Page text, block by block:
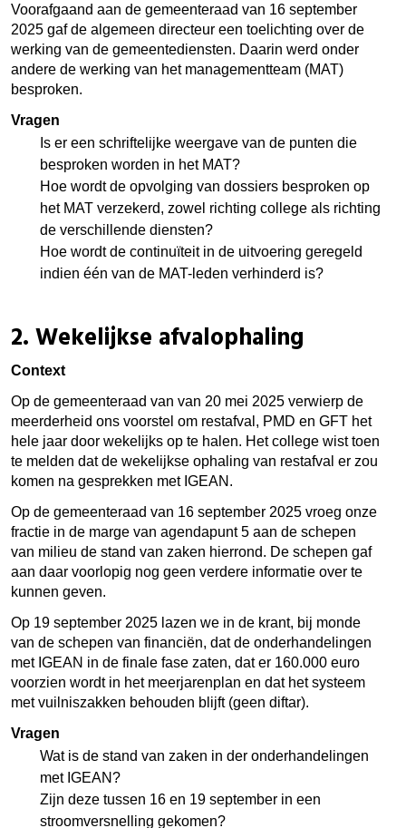
Voorafgaand aan de gemeenteraad van 16 september
2025 gaf de algemeen directeur een toelichting over de
werking van de gemeentediensten. Daarin werd onder
andere de werking van het managementteam (MAT)
besproken.
Vragen
Is er een schriftelijke weergave van de punten die
besproken worden in het MAT?
Hoe wordt de opvolging van dossiers besproken op
het MAT verzekerd, zowel richting college als richting
de verschillende diensten?
Hoe wordt de continuïteit in de uitvoering geregeld
indien één van de MAT-leden verhinderd is?
2.Wekelijkse afvalophaling
Context
Op de gemeenteraad van van 20 mei 2025 verwierp de
meerderheid ons voorstel om restafval, PMD en GFT het
hele jaar door wekelijks op te halen. Het college wist toen
te melden dat de wekelijkse ophaling van restafval er zou
komen na gesprekken met IGEAN.
Op de gemeenteraad van 16 september 2025 vroeg onze
fractie in de marge van agendapunt 5 aan de schepen
van milieu de stand van zaken hierrond. De schepen gaf
aan daar voorlopig nog geen verdere informatie over te
kunnen geven.
Op 19 september 2025 lazen we in de krant, bij monde
van de schepen van financiën, dat de onderhandelingen
met IGEAN in de finale fase zaten, dat er 160.000 euro
voorzien wordt in het meerjarenplan en dat het systeem
met vuilniszakken behouden blijft (geen diftar).
Vragen
Wat is de stand van zaken in der onderhandelingen
met IGEAN?
Zijn deze tussen 16 en 19 september in een
stroomversnelling gekomen?